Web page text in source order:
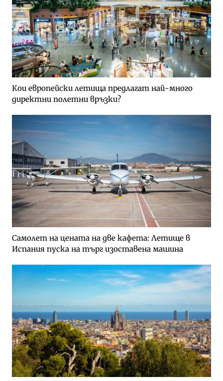
Кои европейски летища предлагат най-много
директни полетни връзки?
Самолет на цената на две кафета: Летище в
Испания пуска на търг изоставена машина